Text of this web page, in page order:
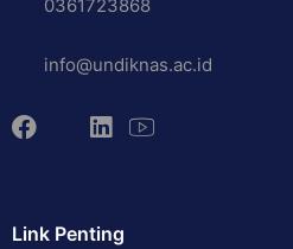
0361723868
info@undiknas.ac.id
Link Penting